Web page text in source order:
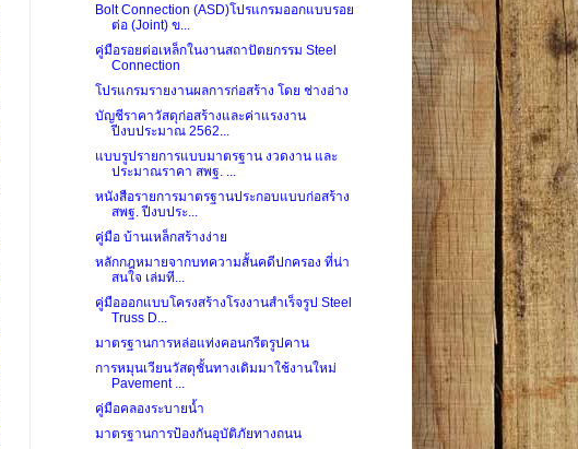
Bolt Connection (ASD)โปรแกรมออกแบบรอย
ต่อ (Joint) ข...
คู่มือรอยต่อเหล็กในงานสถาปัตยกรรม Steel
Connection
โปรแกรมรายงานผลการก่อสร้าง โดย ช่างอ่าง
บัญชีราคาวัสดุก่อสร้างและค่าแรงงาน
ปีงบประมาณ 2562...
แบบรูปรายการแบบมาตรฐาน งวดงาน และ
ประมาณราคา สพฐ. ...
หนังสือรายการมาตรฐานประกอบแบบก่อสร้าง
สพฐ. ปีงบประ...
คู่มือ บ้านเหล็กสร้างง่าย
หลักกฎหมายจากบทความสั้นคดีปกครอง ที่น่า
สนใจ เล่มที...
คู่มือออกแบบโครงสร้างโรงงานสำเร็จรูป Steel
Truss D...
มาตรฐานการหล่อแท่งคอนกรีตรูปคาน
การหมุนเวียนวัสดุชั้นทางเดิมมาใช้งานใหม่
Pavement ...
คู่มือคลองระบายน้ำ
มาตรฐานการป้องกันอุบัติภัยทางถนน